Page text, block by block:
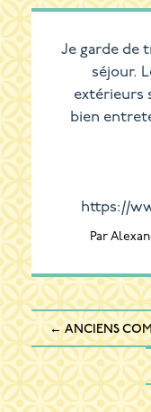
Je garde de
séjour.
extérieurs
bien
https://
Par
Comment
navigation
← ANCIENS